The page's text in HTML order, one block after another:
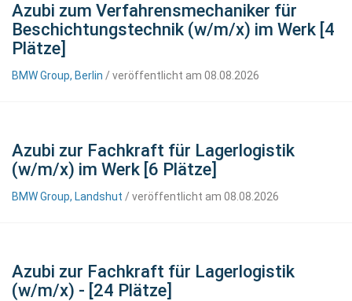
Azubi zum Verfahrensmechaniker für
Beschichtungstechnik (w/m/x) im Werk [4
Plätze]
BMW Group, Berlin / veröffentlicht am 08.08.2026
Azubi zur Fachkraft für Lagerlogistik
(w/m/x) im Werk [6 Plätze]
BMW Group, Landshut / veröffentlicht am 08.08.2026
Azubi zur Fachkraft für Lagerlogistik
(w/m/x) - [24 Plätze]